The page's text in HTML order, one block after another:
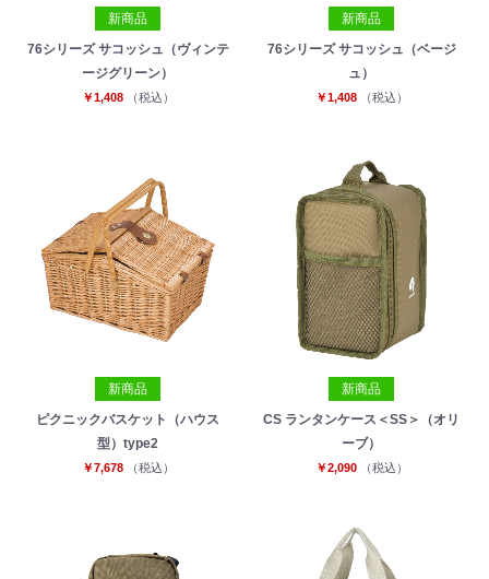
新商品
76シリーズ サコッシュ（ヴィンテ
ージグリーン）
￥1,408 （税込）
新商品
76シリーズ サコッシュ（ベージ
ュ）
￥1,408 （税込）
新商品
ピクニックバスケット（ハウス
型）type2
￥7,678 （税込）
新商品
CS ランタンケース＜SS＞（オリ
ーブ）
￥2,090 （税込）